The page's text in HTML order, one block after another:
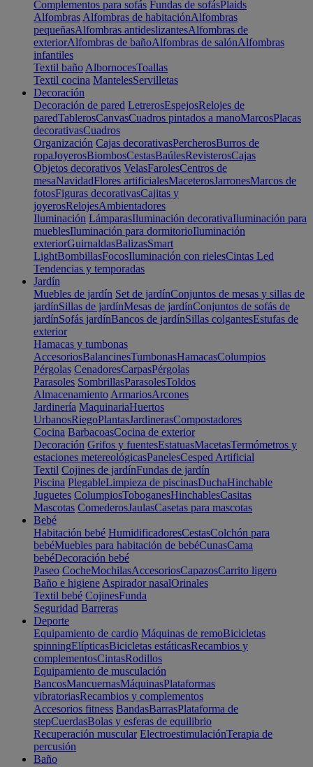
Complementos para sofás Fundas de sofásPlaids
Alfombras Alfombras de habitaciónAlfombras
pequeñasAlfombras antideslizantesAlfombras de
exteriorAlfombras de bañoAlfombras de salónAlfombras
infantiles
Textil baño AlbornocesToallas
Textil cocina MantelesServilletas
Decoración
Decoración de pared LetrerosEspejosRelojes de
paredTablerosCanvasCuadros pintados a manoMarcosPlacas
decorativasCuadros
Organización Cajas decorativasPercherosBurros de
ropaJoyerosBiombosCestasBaúlesRevisterosCajas
Objetos decorativos VelasFarolesCentros de
mesaNavidadFlores artificialesMaceterosJarronesMarcos de
fotosFiguras decorativasCajitas y
joyerosRelojesAmbientadores
Iluminación LámparasIluminación decorativaIluminación para
mueblesIluminación para dormitorioIluminación
exteriorGuirnaldasBalizasSmart
LightBombillasFocosIluminación con rielesCintas Led
Tendencias y temporadas
Jardín
Muebles de jardín Set de jardínConjuntos de mesas y sillas de
jardínSillas de jardínMesas de jardínConjuntos de sofás de
jardínSofás jardínBancos de jardínSillas colgantesEstufas de
exterior
Hamacas y tumbonas
AccesoriosBalancinesTumbonasHamacasColumpios
Pérgolas CenadoresCarpasPérgolas
Parasoles SombrillasParasolesToldos
Almacenamiento ArmariosArcones
Jardinería MaquinariaHuertos
UrbanosRiegoPlantasJardinerasCompostadores
Cocina BarbacoasCocina de exterior
Decoración Grifos y fuentesEstatuasMacetasTermómetros y
estaciones metereológicasPanelesCesped Artificial
Textil Cojines de jardínFundas de jardín
Piscina PlegableLimpieza de piscinasDuchaHinchable
Juguetes ColumpiosToboganesHinchablesCasitas
Mascotas ComederosJaulasCasetas para mascotas
Bebé
Habitación bebé HumidificadoresCestasColchón para
bebéMuebles para habitación de bebéCunasCama
bebéDecoración bebé
Paseo CocheMochilasAccesoriosCapazosCarrito ligero
Baño e higiene Aspirador nasalOrinales
Textil bebé CojinesFunda
Seguridad Barreras
Deporte
Equipamiento de cardio Máquinas de remoBicicletas
spinningElípticasBicicletas estáticasRecambios y
complementosCintasRodillos
Equipamiento de musculación
BancosMancuernasMáquinasPlataformas
vibratoriasRecambios y complementos
Accesorios fitness BandasBarrasPlataforma de
stepCuerdasBolas y esferas de equilibrio
Recuperación muscular ElectroestimulaciónTerapia de
percusión
Baño